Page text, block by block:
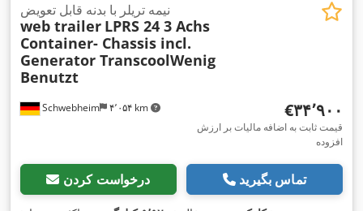
Schwebheim ۴٬۰۵۴ km
نیمه تریلر با بدنه قابل تعویض
web trailer LPRS 24 3 Achs
Container- Chassis incl.
Generator TranscoolWenig
Benutzt
‎€۳۴٬۹۰۰
قیمت ثابت به اضافه مالیات بر ارزش
افزوده
درخواست کردن تماس بگیرید